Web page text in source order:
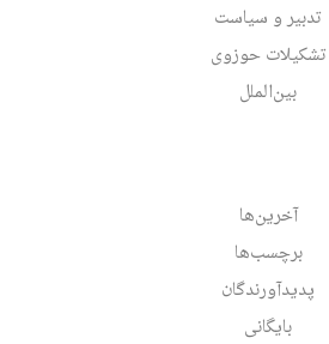
تدبیر و سیاست
تشکیلات حوزوی
بین‌الملل
آخرین‌ها
برچسب‌ها
پدیدآورندگان
بایگانی